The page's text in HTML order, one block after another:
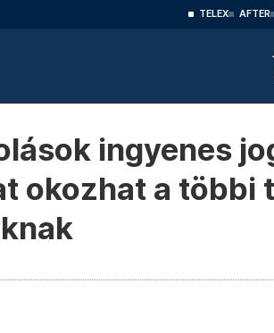
TELEX AFTER
ingyenes
okozhat a többi